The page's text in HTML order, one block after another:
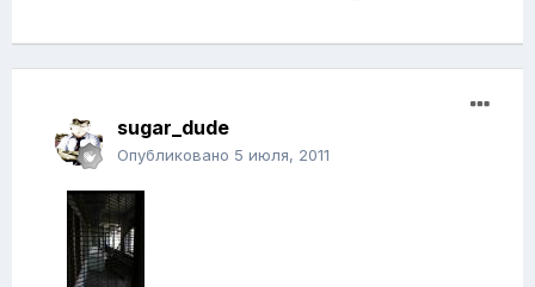
sugar_dude
Опубликовано 5 июля, 2011